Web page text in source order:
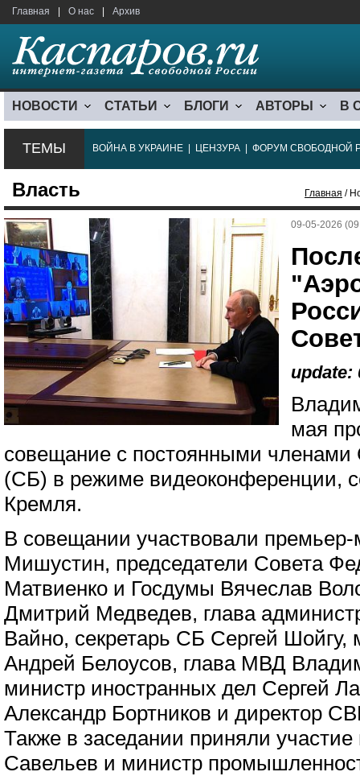
Главная О нас Архив
НОВОСТИ СТАТЬИ БЛОГИ АВТОРЫ В
ТЕМЫ ВОЙНА В УКРАИНЕ ЦЕНЗУРА ФОРУМ СВОБОДНОЙ
Власть Главная /
09-05-2026
update:
мая
совещание с постоянными членами
(СБ) в режиме видеоконференции,
Кремля.
В совещании участвовали
Мишустин, председатели Совета
Матвиенко и Госдумы Вячеслав
Дмитрий Медведев, глава
Вайно, секретарь СБ Сергей Шойгу,
Андрей Белоусов, глава МВД
министр иностранных дел Сергей
Александр Бортников и директор
Также в заседании приняли
Савельев и министр